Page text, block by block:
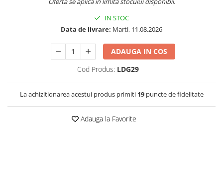
IN STOC
Data de livrare: Marti, 11.08.2026
ADAUGA IN COS
Cod Produs: LDG29
La achizitionarea acestui produs primiti 19puncte de fidelitate
Adauga la Favorite